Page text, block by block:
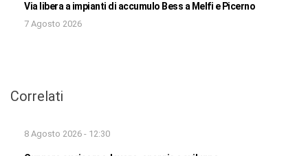
Via libera a impianti di accumulo Bess a Melfi e Picerno
7 Agosto 2026
Correlati
8 Agosto 2026 - 12:30